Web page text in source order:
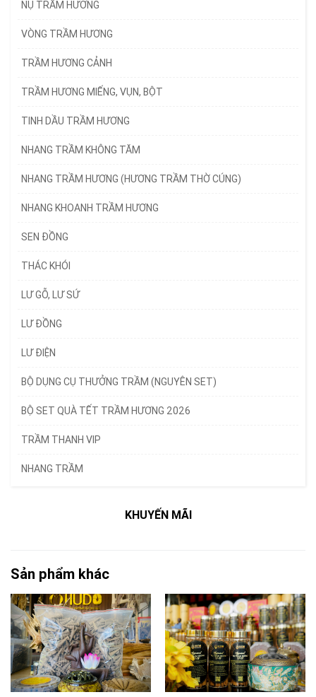
NỤ TRẦM HƯƠNG
VÒNG TRẦM HƯƠNG
TRẦM HƯƠNG CẢNH
TRẦM HƯƠNG MIẾNG, VỤN, BỘT
TINH DẦU TRẦM HƯƠNG
NHANG TRẦM KHÔNG TĂM
NHANG TRẦM HƯƠNG (HƯƠNG TRẦM THỜ CÚNG)
NHANG KHOANH TRẦM HƯƠNG
SEN ĐỒNG
THÁC KHÓI
LƯ GỖ, LƯ SỨ
LƯ ĐỒNG
LƯ ĐIỆN
BỘ DỤNG CỤ THƯỞNG TRẦM (NGUYÊN SET)
BỘ SET QUÀ TẾT TRẦM HƯƠNG 2026
TRẦM THANH VIP
NHANG TRẦM
KHUYẾN MÃI
Sản phẩm khác